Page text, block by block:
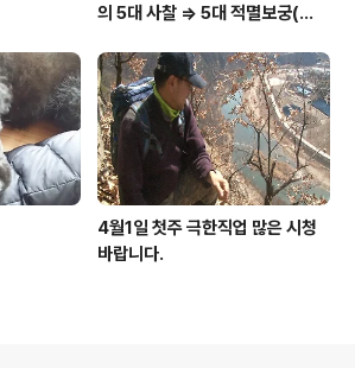
의 5대 사찰 => 5대 적멸보궁(寂
4월1일 첫주 극한직업 많은 시청
바랍니다.